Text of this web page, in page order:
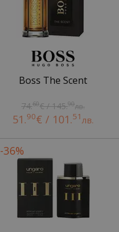
Boss The Scent
74.60€ / 145.90лв.
51.90€ / 101.51лв.
-36%